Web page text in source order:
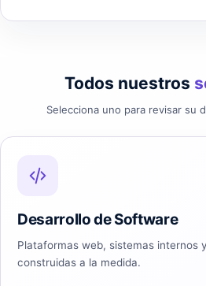
Todos nuestros
Selecciona uno para revisar su
Desarrollo de Software
Plataformas web, sistemas internos
construidas a la medida.